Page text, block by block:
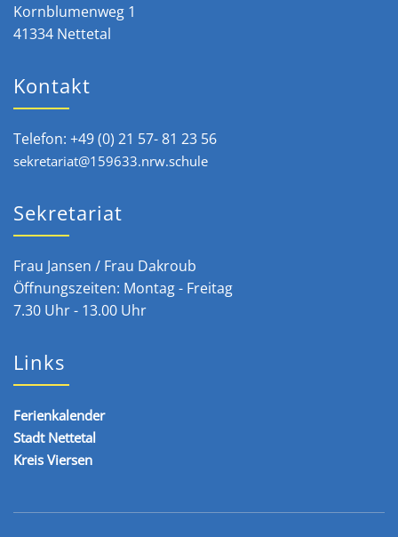
Kornblumenweg 1
41334 Nettetal
Kontakt
Telefon: +49 (0) 21 57- 81 23 56
sekretariat@159633.nrw.schule
Sekretariat
Frau Jansen / Frau Dakroub
Öffnungszeiten: Montag - Freitag
7.30 Uhr - 13.00 Uhr
Links
Ferienkalender
Stadt Nettetal
Kreis Viersen